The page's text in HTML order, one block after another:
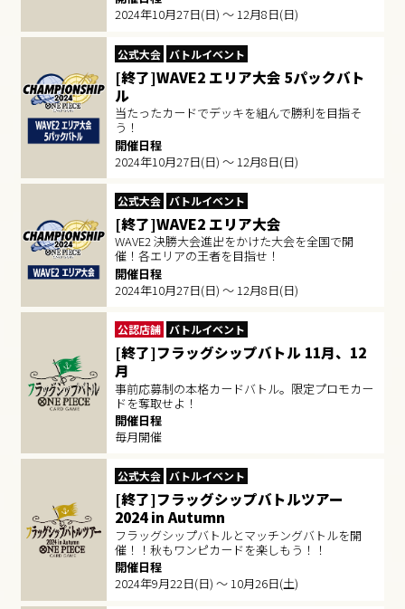
2024年10月27日(日) ～ 12月8日(日)
公式大会 バトルイベント
[終了]WAVE2 エリア大会 5パックバト
ル
当たったカードでデッキを組んで勝利を目指そ
う！
開催日程
2024年10月27日(日) ～ 12月8日(日)
公式大会 バトルイベント
[終了]WAVE2 エリア大会
WAVE2 決勝大会進出をかけた大会を全国で開
催！各エリアの王者を目指せ！
開催日程
2024年10月27日(日) ～ 12月8日(日)
公認店舗 バトルイベント
[終了]フラッグシップバトル 11月、12
月
事前応募制の本格カードバトル。限定プロモカー
ドを奪取せよ！
開催日程
毎月開催
公式大会 バトルイベント
[終了]フラッグシップバトルツアー
2024 in Autumn
フラッグシップバトルとマッチングバトルを開
催！！秋もワンピカードを楽しもう！！
開催日程
2024年9月22日(日) ～ 10月26日(土)